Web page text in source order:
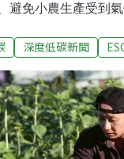
避免小農生產受到
」政策建議，並於
是將上市櫃公司的
服務給付（PES）
）。鍾佳濱指出，
例如水稻等作物產
深度低碳新聞